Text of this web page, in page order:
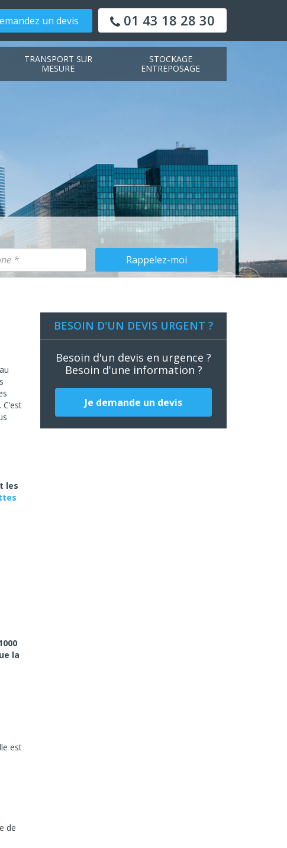
un devis 01 43 18 28 30
TRANSPORT SUR
MESURE
STOCKAGE
ENTREPOSAGE
les
la
est
de
BESOIN D'UN DEVIS URGENT ?
Besoin d'un devis en urgence ?
Besoin d'une information ?
Je demande un devis
Rappelez-moi